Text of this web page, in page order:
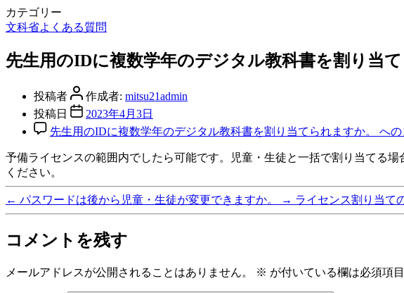
カテゴリー
文科省よくある質問
先生用のIDに複数学年のデジタル教科書を割り当て
投稿者 作成者: mitsu21admin
投稿日
2023年4月3日
先生用のIDに複数学年のデジタル教科書を割り当てられますか。 への
予備ライセンスの範囲内でしたら可能です。児童・生徒と一括で割り当てる
ください。
← パスワードは後から児童・生徒が変更できますか。 → ライセンス割り当て
コメントを残す
メールアドレスが公開されることはありません。 ※ が付いている欄は必須項